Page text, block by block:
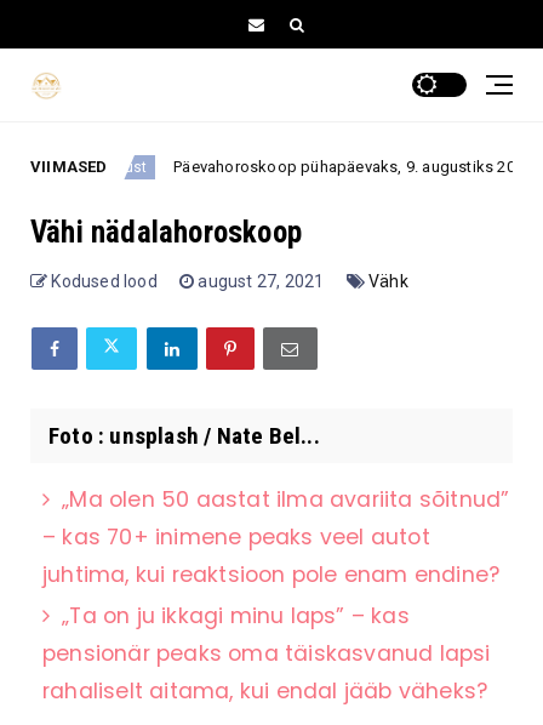
VIIMASED
9. august Päevahoroskoop pühapäevaks, 9. augustiks 2026: üks
Vähi nädalahoroskoop
Kodused lood august 27, 2021 Vähk
Foto : unsplash / Nate Bel...
„Ma olen 50 aastat ilma avariita sõitnud”
– kas 70+ inimene peaks veel autot
juhtima, kui reaktsioon pole enam endine?
„Ta on ju ikkagi minu laps” – kas
pensionär peaks oma täiskasvanud lapsi
rahaliselt aitama, kui endal jääb väheks?